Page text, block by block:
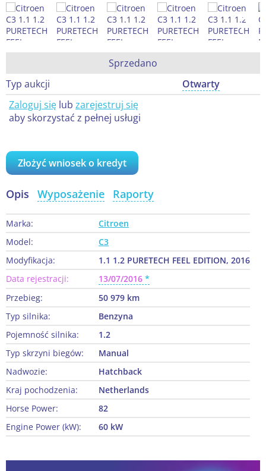
Sprzedano
Typ aukcji
Otwarty
Zaloguj się lub zarejestruj się
aby skorzystać z pełnej usługi
Złożyć wniosek o kredyt
Opis Wyposażenie Raporty
Marka:
Citroen
Model:
C3
Modyfikacja:
1.1 1.2 PURETECH FEEL EDITION, 2016
Data rejestracji:
13/07/2016
Przebieg:
50 979 km
Typ silnika:
Benzyna
Pojemność silnika:
1.2
Typ skrzyni biegów:
Manual
Nadwozie:
Hatchback
Kraj pochodzenia:
Netherlands
Horse Power:
82
Engine Power (kW):
60 kW